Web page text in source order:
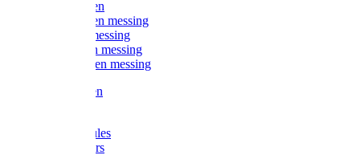
Kogelkranen
Koppelingen messing
Sproeiers messing
Tuinspuiten messing
Slangstukken messing
Handspuiten
Kunststoftules
Regenmeters